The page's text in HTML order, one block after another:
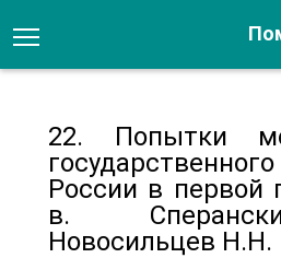
22. Попытки
России в первой
в.
Новосильцев Н.Н.